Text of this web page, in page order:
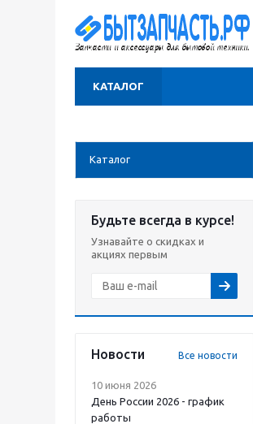
КАТАЛОГ
Каталог
Будьте всегда в курсе!
Узнавайте о скидках и
акциях первым
Новости Все новости
10 июня 2026
День России 2026 - график
работы